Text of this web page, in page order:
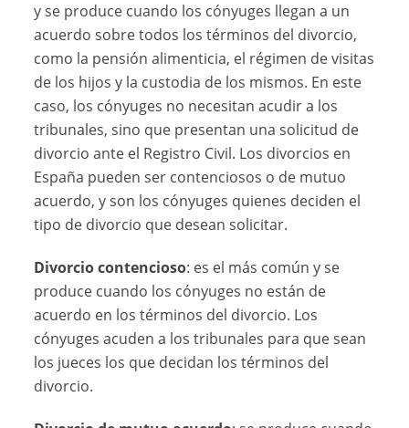
y se produce cuando los cónyuges llegan a un
acuerdo sobre todos los términos del divorcio,
como la pensión alimenticia, el régimen de visitas
de los hijos y la custodia de los mismos. En este
caso, los cónyuges no necesitan acudir a los
tribunales, sino que presentan una solicitud de
divorcio ante el Registro Civil. Los divorcios en
España pueden ser contenciosos o de mutuo
acuerdo, y son los cónyuges quienes deciden el
tipo de divorcio que desean solicitar.
Divorcio contencioso: es el más común y se
produce cuando los cónyuges no están de
acuerdo en los términos del divorcio. Los
cónyuges acuden a los tribunales para que sean
los jueces los que decidan los términos del
divorcio.